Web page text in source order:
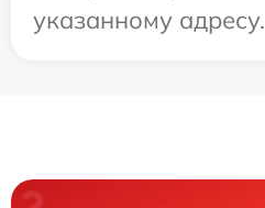
указанному адресу.